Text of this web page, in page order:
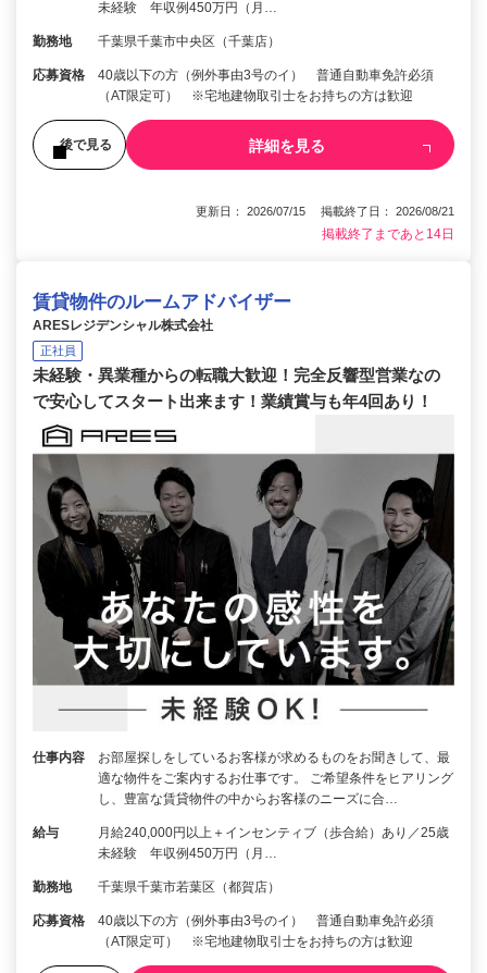
未経験 年収例450万円（月…
勤務地 千葉県千葉市中央区（千葉店）
応募資格
40歳以下の方（例外事由3号のイ） 普通自動車免許必須
（AT限定可） ※宅地建物取引士をお持ちの方は歓迎
後で見る 詳細を見る
更新日： 2026/07/15 掲載終了日： 2026/08/21
掲載終了まであと14日
賃貸物件のルームアドバイザー
ARESレジデンシャル株式会社
正社員
未経験・異業種からの転職大歓迎！完全反響型営業なの
で安心してスタート出来ます！業績賞与も年4回あり！
仕事内容
お部屋探しをしているお客様が求めるものをお聞きして、最
適な物件をご案内するお仕事です。 ご希望条件をヒアリング
し、豊富な賃貸物件の中からお客様のニーズに合…
給与
月給240,000円以上＋インセンティブ（歩合給）あり／25歳
未経験 年収例450万円（月…
勤務地 千葉県千葉市若葉区（都賀店）
応募資格
40歳以下の方（例外事由3号のイ） 普通自動車免許必須
（AT限定可） ※宅地建物取引士をお持ちの方は歓迎